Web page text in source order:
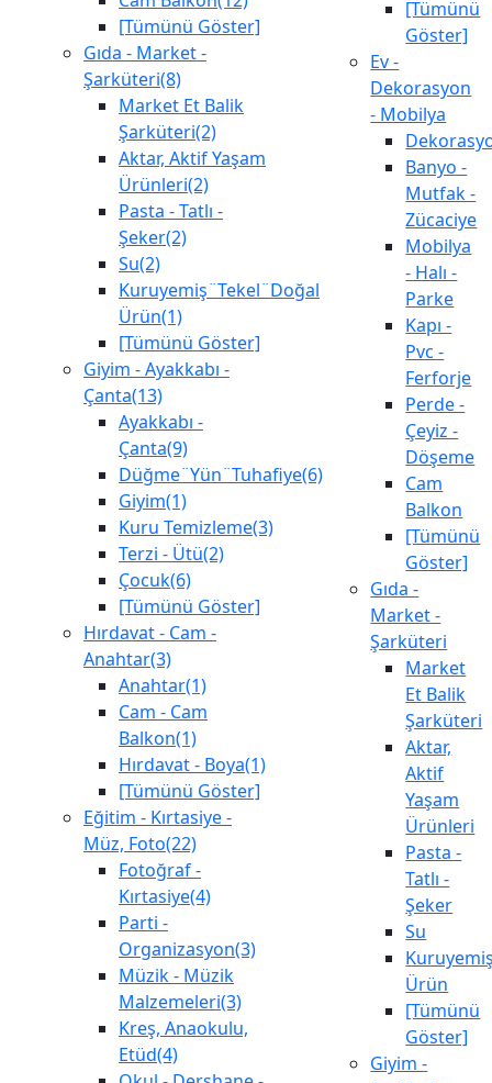
[Tümünü Göster]
Gıda - Market -
Şarküteri(8)
Market Et Balik
Şarküteri(2)
Aktar, Aktif Yaşam
Ürünleri(2)
Pasta - Tatlı -
Şeker(2)
Su(2)
Kuruyemiş¨Tekel¨Doğal
Ürün(1)
[Tümünü Göster]
Giyim - Ayakkabı -
Çanta(13)
Ayakkabı -
Çanta(9)
Düğme¨Yün¨Tuhafiye(6)
Giyim(1)
Kuru Temizleme(3)
Terzi - Ütü(2)
Çocuk(6)
[Tümünü Göster]
Hırdavat - Cam -
Anahtar(3)
Anahtar(1)
Cam - Cam
Balkon(1)
Hırdavat - Boya(1)
[Tümünü Göster]
Eğitim - Kırtasiye -
Müz, Foto(22)
Fotoğraf -
Kırtasiye(4)
Parti -
Organizasyon(3)
Müzik - Müzik
Malzemeleri(3)
Kreş, Anaokulu,
Etüd(4)
[Tümünü
Göster]
Ev -
Dekorasyon
- Mobilya
Banyo -
Mutfak -
Zücaciye
Mobilya
- Halı -
Parke
Kapı -
Pvc -
Ferforje
Perde -
Çeyiz -
Döşeme
Cam
Balkon
[Tümünü
Göster]
Gıda -
Market -
Şarküteri
Market
Et Balik
Şarküteri
Aktar,
Aktif
Yaşam
Ürünleri
Pasta -
Tatlı -
Şeker
Su
Ürün
[Tümünü
Göster]
Giyim -